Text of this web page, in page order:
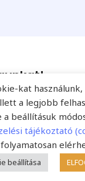
Onlineés a
szakfolyóirat
és
1993 óta van
piacon.
kat
a legjobb
a beállításuk
tájékoztató
beállítása